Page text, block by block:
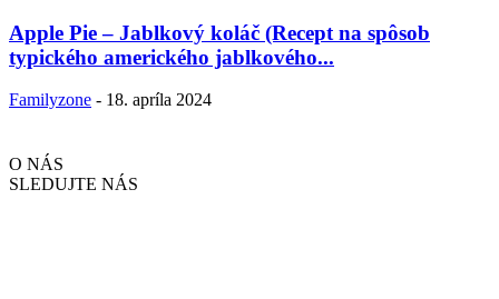
Apple Pie – Jablkový koláč (Recept na spôsob
typického amerického jablkového...
Familyzone - 18. apríla 2024
O NÁS
SLEDUJTE NÁS